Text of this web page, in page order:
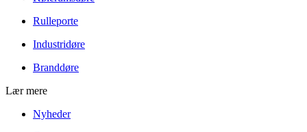
Rulleporte
Industridøre
Branddøre
Lær mere
Nyheder